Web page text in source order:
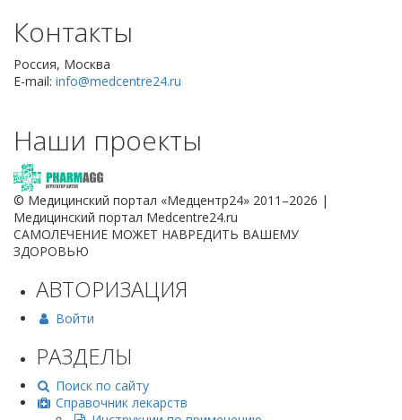
Контакты
Россия, Москва
E-mail: info@medcentre24.ru
Наши проекты
© Медицинский портал «Медцентр24» 2011–2026 |
Медицинский портал Medcentre24.ru
САМОЛЕЧЕНИЕ МОЖЕТ НАВРЕДИТЬ ВАШЕМУ
ЗДОРОВЬЮ
АВТОРИЗАЦИЯ
Войти
РАЗДЕЛЫ
Поиск по сайту
Справочник лекарств